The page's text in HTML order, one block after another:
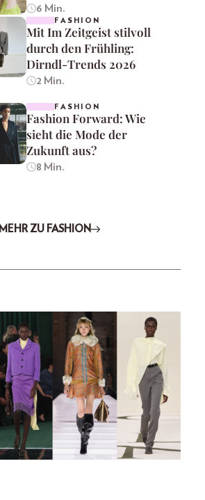
6 Min.
FASHION
Mit Im Zeitgeist stilvoll
durch den Frühling:
Dirndl-Trends 2026
2 Min.
FASHION
Fashion Forward: Wie
sieht die Mode der
Zukunft aus?
8 Min.
MEHR ZU FASHION